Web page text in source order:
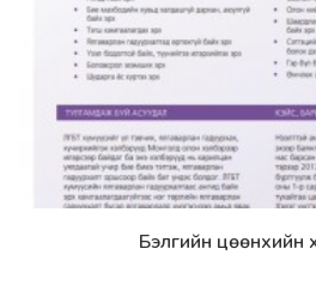
Дэлгэрэнгүй
Бэлгийн цөөнхийн